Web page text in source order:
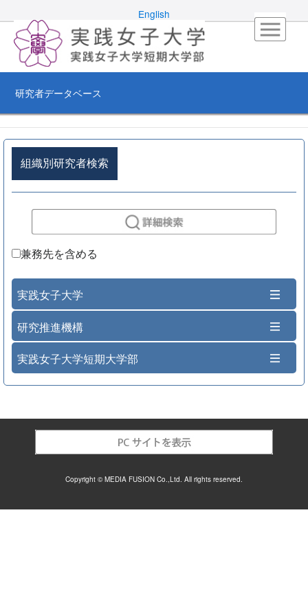
English
研究者データベース
組織別研究者検索
兼務先を含める
実践女子大学
研究推進機構
実践女子大学短期大学部
Copyright © MEDIA FUSION Co.,Ltd. All rights reserved.